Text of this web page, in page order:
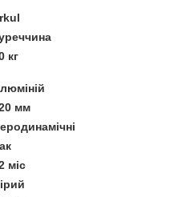
кг
мм
міс